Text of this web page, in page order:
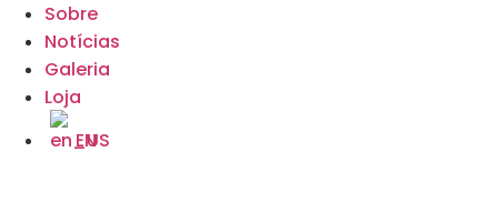
Sobre
Notícias
Galeria
Loja
EN